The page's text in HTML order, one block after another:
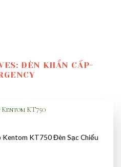
ĐÈN KHẨN CẤP-
KT750
Kentom KT750 Đèn Sạc Chiếu